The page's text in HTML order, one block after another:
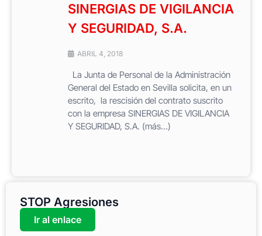
SINERGIAS DE VIGILANCIA
Y SEGURIDAD, S.A.
ABRIL 4, 2018
La Junta de Personal de la Administración
General del Estado en Sevilla solicita, en un
escrito, la rescisión del contrato suscrito
con la empresa SINERGIAS DE VIGILANCIA
Y SEGURIDAD, S.A. (más…)
STOP Agresiones
Ir al enlace